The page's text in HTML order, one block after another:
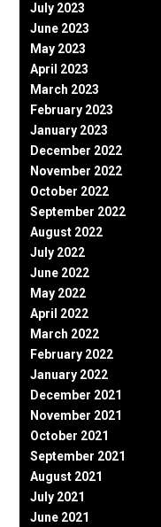
July 2023
June 2023
May 2023
April 2023
March 2023
February 2023
January 2023
December 2022
November 2022
October 2022
September 2022
August 2022
July 2022
June 2022
May 2022
April 2022
March 2022
February 2022
January 2022
December 2021
November 2021
October 2021
September 2021
August 2021
July 2021
June 2021